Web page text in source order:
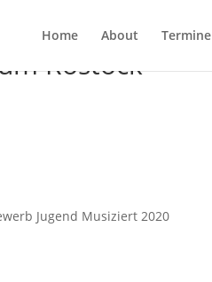
Home About Ter­mi­ne
Rostock
Jugend Musi­ziert 2020